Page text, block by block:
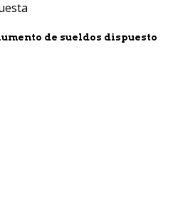
de sueldos dispuesto